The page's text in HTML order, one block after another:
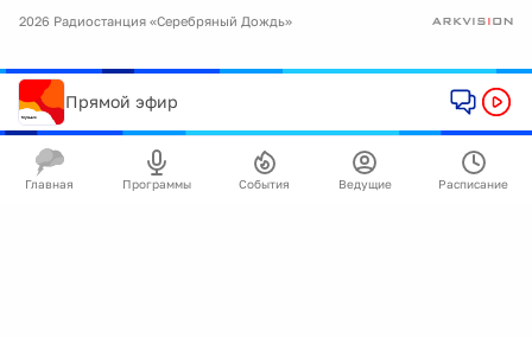
2026 Радиостанция «Серебряный Дождь»
Прямой эфир
Главная Программы События Ведущие Расписание